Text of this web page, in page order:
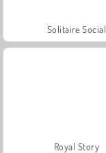
Solitaire Social
Royal Story